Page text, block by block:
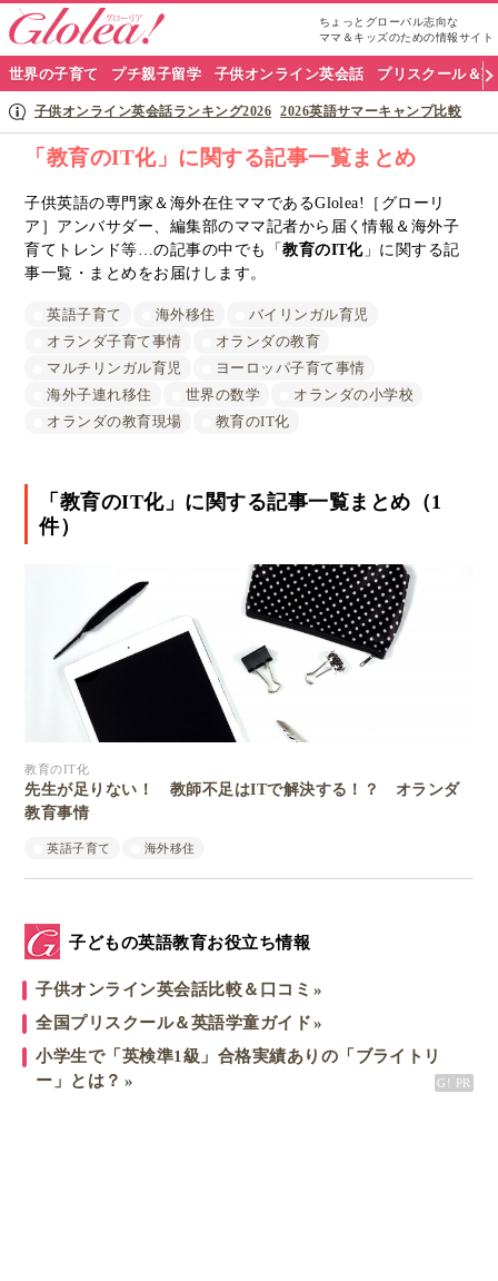
ちょっとグローバル志向な
ママ＆キッズのための情報サイト
グ
ロ
リ
ア
ナ
世界の子育て プチ親子留学 子供オンライン英会話 プリスクール＆
子供オンライン英会話ランキング2026 2026英語サマーキャンプ比較
「教育のIT化」に関する記事一覧まとめ
子供英語の専門家＆海外在住ママであるGlolea!［グローリ
ア］アンバサダー、編集部のママ記者から届く情報＆海外子
育てトレンド等…の記事の中でも「教育のIT化」に関する記
事一覧・まとめをお届けします。
英語子育て 海外移住
バイリンガル育児
オランダ子育て事情
オランダの教育
マルチリンガル育児
ヨーロッパ子育て事情
海外子連れ移住
世界の数学
オランダの小学校
オランダの教育現場
教育のIT化
「教育のIT化」に関する記事一覧まとめ（1
件）
教育のIT化
先生が足りない！ 教師不足はITで解決する！？ オランダ
教育事情
英語子育て 海外移住
子どもの英語教育お役立ち情報
子供オンライン英会話比較＆口コミ
全国プリスクール＆英語学童ガイド
小学生で「英検準1級」合格実績ありの「ブライトリ
ー」とは？